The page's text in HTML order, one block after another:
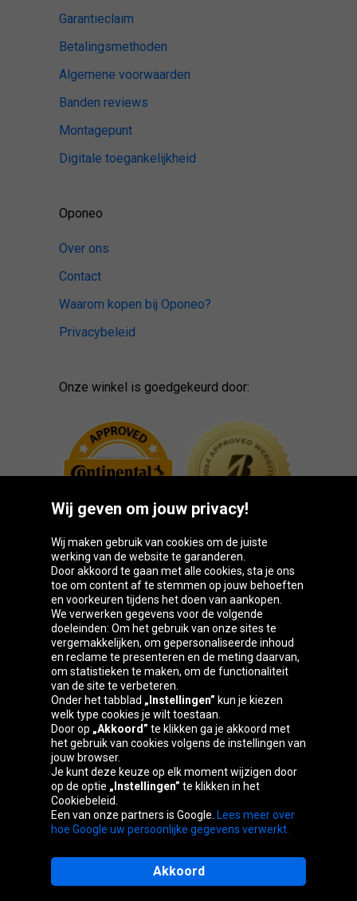
Garantieclaim
Betalingsmethoden
Algemene voorwaarden
Banden reviews
Montagepunt
Digitale toegankelijkheid
Oponeo
Over ons
Contact
Waarom kopen bij Oponeo?
Privacybeleid
Onze winkel is goedgekeurd door:
Oponeo-groep
Belgique
Česká
republika
Deutschland Éire
España France Italia Magyarország
Österreich
republika
Kingdom
Sitemaps
Wij geven om jouw privacy!
Wij maken gebruik van cookies om de juiste
werking van de website te garanderen.
Door akkoord te gaan met alle cookies, sta je ons
toe om content af te stemmen op jouw behoeften
en voorkeuren tijdens het doen van aankopen.
We verwerken gegevens voor de volgende
doeleinden: Om het gebruik van onze sites te
vergemakkelijken, om gepersonaliseerde inhoud
en reclame te presenteren en de meting daarvan,
om statistieken te maken, om de functionaliteit
van de site te verbeteren.
Onder het tabblad „Instellingen” kun je kiezen
welk type cookies je wilt toestaan.
Door op „Akkoord” te klikken ga je akkoord met
het gebruik van cookies volgens de instellingen van
jouw browser.
Je kunt deze keuze op elk moment wijzigen door
op de optie „Instellingen” te klikken in het
Cookiebeleid.
Een van onze partners is Google. Lees meer over
hoe Google uw persoonlijke gegevens verwerkt.
Akkoord